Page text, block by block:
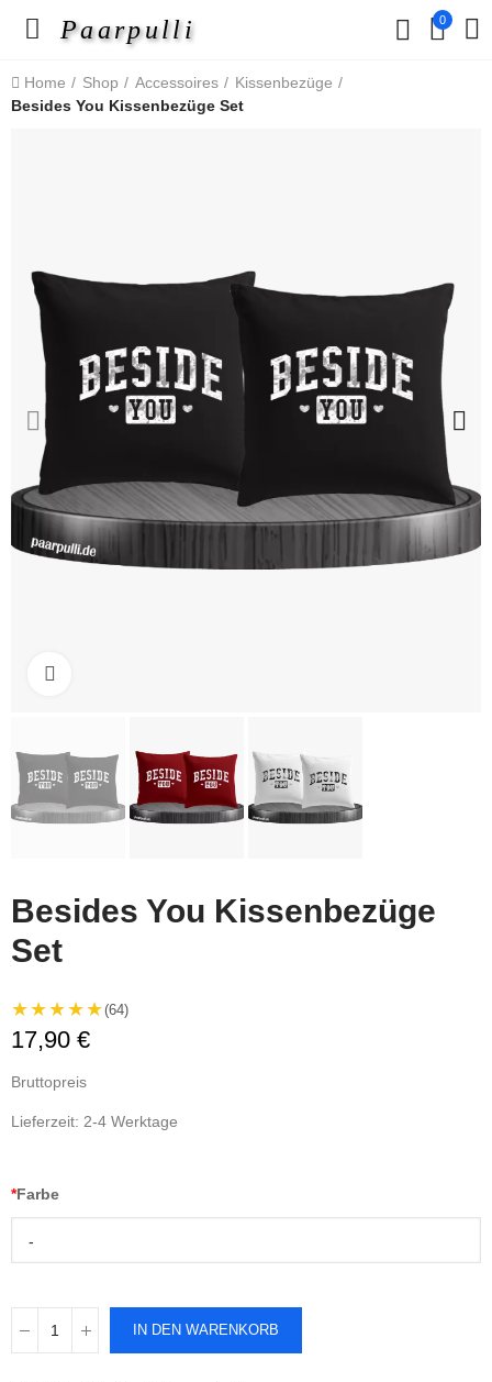
Paarpulli 0
Home Shop Accessoires
Kissenbezüge
Besides You Kissenbezüge Set
Besides You Kissenbezüge
Set
★★★★★(64)
17,90 €
Bruttopreis
Lieferzeit: 2-4 Werktage
*Farbe
-
IN DEN WARENKORB